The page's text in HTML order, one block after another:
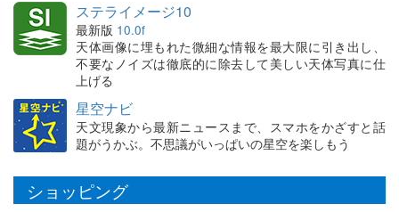
ステライメージ10
最新版 10.0f
天体画像に埋もれた微細な情報を最大限に引き出し、
不要なノイズは徹底的に除去して美しい天体写真に仕
上げる
星空ナビ
天文現象から最新ニュースまで、スマホをかざすと話
題がうかぶ。不思議がいっぱいの星空を楽しもう
ショッピング